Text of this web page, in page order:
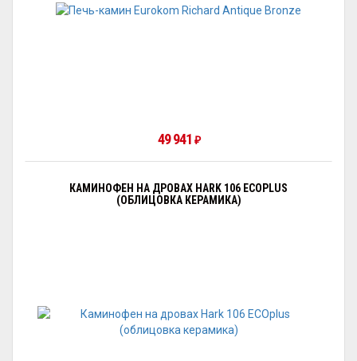
49 941 ₽
КАМИНОФЕН НА ДРОВАХ HARK 106 ECOPLUS
(ОБЛИЦОВКА КЕРАМИКА)